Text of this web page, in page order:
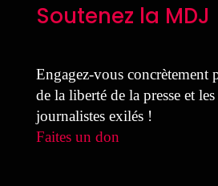
Soutenez la MDJ
Engagez-vous concrètement
de la liberté de la presse et
journalistes exilés !
Faites un don